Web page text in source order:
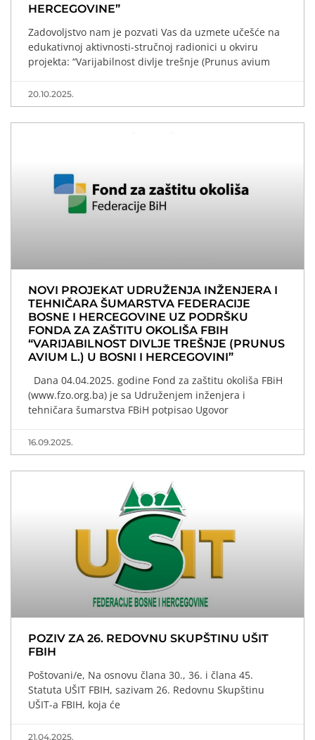
HERCEGOVINE”
Zadovoljstvo nam je pozvati Vas da uzmete učešće na
edukativnoj aktivnosti-stručnoj radionici u okviru
projekta: “Varijabilnost divlje trešnje (Prunus avium
20.10.2025.
NOVI PROJEKAT UDRUŽENJA INŽENJERA I
TEHNIČARA ŠUMARSTVA FEDERACIJE
BOSNE I HERCEGOVINE UZ PODRŠKU
FONDA ZA ZAŠTITU OKOLIŠA FBIH
“VARIJABILNOST DIVLJE TREŠNJE (PRUNUS
AVIUM L.) U BOSNI I HERCEGOVINI”
Dana 04.04.2025. godine Fond za zaštitu okoliša FBiH
(www.fzo.org.ba) je sa Udruženjem inženjera i
tehničara šumarstva FBiH potpisao Ugovor
16.09.2025.
POZIV ZA 26. REDOVNU SKUPŠTINU UŠIT
FBIH
Poštovani/e, Na osnovu člana 30., 36. i člana 45.
Statuta UŠIT FBIH, sazivam 26. Redovnu Skupštinu
UŠIT-a FBIH, koja će
21.04.2025.